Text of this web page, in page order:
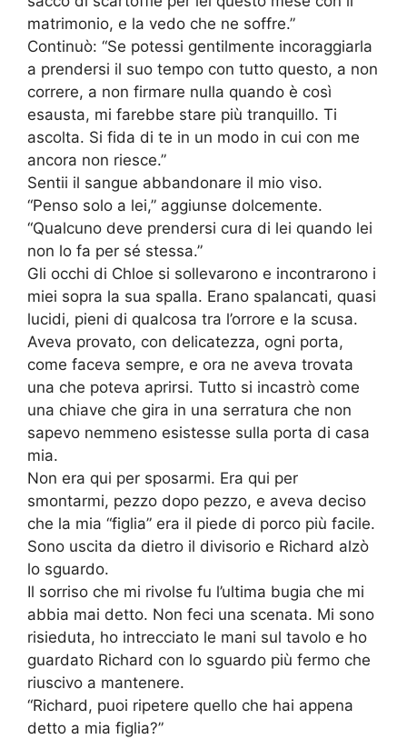
matrimonio, e la vedo che ne soffre.”
Continuò: “Se potessi gentilmente incoraggiarla
a prendersi il suo tempo con tutto questo, a non
correre, a non firmare nulla quando è così
esausta, mi farebbe stare più tranquillo. Ti
ascolta. Si fida di te in un modo in cui con me
ancora non riesce.”
Sentii il sangue abbandonare il mio viso.
“Penso solo a lei,” aggiunse dolcemente.
“Qualcuno deve prendersi cura di lei quando lei
non lo fa per sé stessa.”
Gli occhi di Chloe si sollevarono e incontrarono i
miei sopra la sua spalla. Erano spalancati, quasi
lucidi, pieni di qualcosa tra l’orrore e la scusa.
Aveva provato, con delicatezza, ogni porta,
come faceva sempre, e ora ne aveva trovata
una che poteva aprirsi. Tutto si incastrò come
una chiave che gira in una serratura che non
sapevo nemmeno esistesse sulla porta di casa
mia.
Non era qui per sposarmi. Era qui per
smontarmi, pezzo dopo pezzo, e aveva deciso
che la mia “figlia” era il piede di porco più facile.
Sono uscita da dietro il divisorio e Richard alzò
lo sguardo.
Il sorriso che mi rivolse fu l’ultima bugia che mi
abbia mai detto. Non feci una scenata. Mi sono
risieduta, ho intrecciato le mani sul tavolo e ho
guardato Richard con lo sguardo più fermo che
riuscivo a mantenere.
“Richard, puoi ripetere quello che hai appena
detto a mia figlia?”